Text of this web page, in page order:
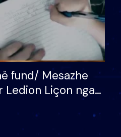
fund/ Mesazhe
Ledion Liçon nga
tij, moderatori
Nuk meritoj…